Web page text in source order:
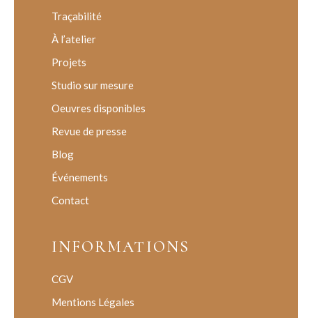
Traçabilité
À l’atelier
Projets
Studio sur mesure
Oeuvres disponibles
Revue de presse
Blog
Événements
Contact
INFORMATIONS
CGV
Mentions Légales